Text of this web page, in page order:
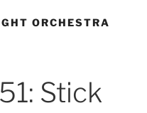
ORCHESTRA
Stick